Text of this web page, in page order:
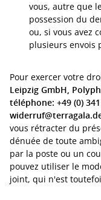
vous, autre que
possession du
ou, si vous avez
plusieurs envois
Pour exercer votre
Leipzig GmbH,
téléphone: +49 (0)
vous rétracter du
dénuée de toute
par la poste ou un
pouvez utiliser le
joint, qui n'est